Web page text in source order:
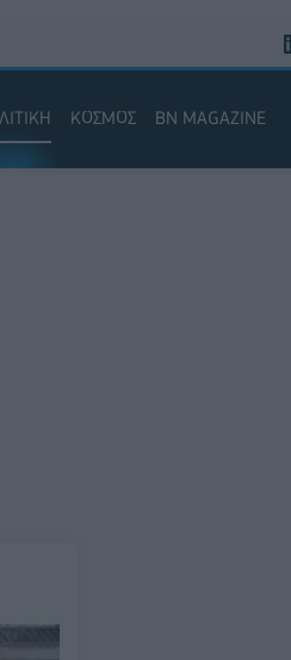
ΚΟΣΜΟΣ BN MAGAZINE